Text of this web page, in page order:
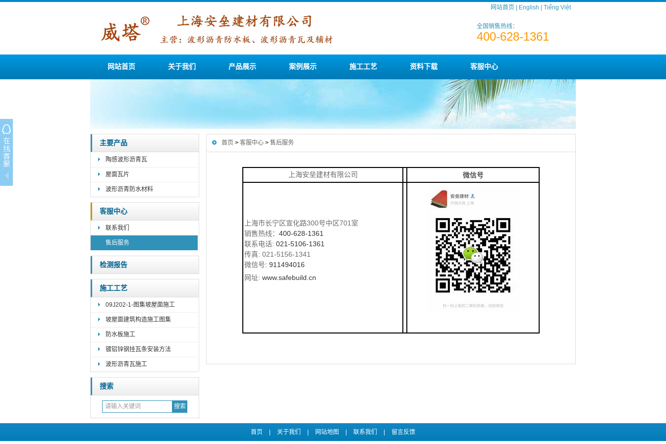
网站首页 English Tiếng Việt
全国销售热线：
400-628-1361
网站首页 关于我们 产品展示 案例展示 施工工艺 资料下载 客服中心
主要产品
陶感波形沥青瓦
屋面瓦片
波形沥青防水材料
客服中心
联系我们
售后服务
检测报告
施工工艺
09J202-1-图集坡屋面施工
坡屋面建筑构造施工图集
防水板施工
镀铝锌钢挂瓦条安装方法
波形沥青瓦施工
搜索
首页 > 客服中心 > 售后服务
上海安垒建材有限公司 微信号
上海市长宁区宣化路300号中区701室
销售热线： 400-628-1361
联系电话: 021-5106-1361
传真: 021-5156-1341
微信号: 911494016
网址: www.safebuild.cn
首页 关于我们 网站地图 联系我们 留言反馈